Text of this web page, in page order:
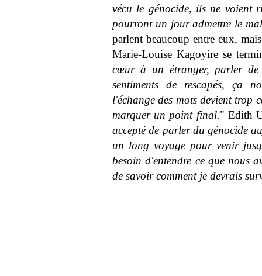
vécu le génocide, ils ne voient
pourront un jour admettre le
parlent beaucoup entre eux,
Marie-Louise Kagoyire se
cœur à un étranger, parler de
sentiments de rescapés, ça
l'échange des mots devient trop
marquer un point final." Edith
accepté de parler du génocide
un long voyage pour venir
besoin d'entendre ce que nous
de savoir comment je devrais